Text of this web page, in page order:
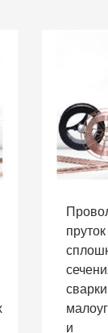
пруток
сварки
и